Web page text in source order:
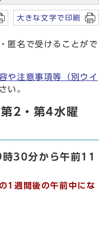
大きな文字で印刷
匿名で受けることがで
や注意事項等
（別ウイ
い。
2・第4水曜
30分から午前11
1週間後の午前中にな